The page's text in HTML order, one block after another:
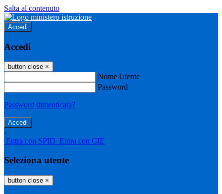
Salta al contenuto
Accedi
Accedi
button close ×
Nome Utente
Password
Password dimenticata?
-
Entra con SPID Entra con CIE
Seleziona utente
button close ×